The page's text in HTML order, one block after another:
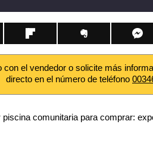
con el vendedor o solicite más
directo en el número de teléfono
comunitaria para comprar: